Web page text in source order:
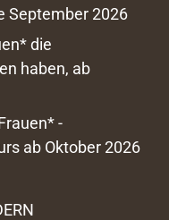
September 2026
die
haben, ab
-
ab Oktober 2026